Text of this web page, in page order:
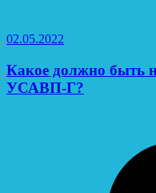
02.05.2022
Какое должно быть
УСАВП-Г?